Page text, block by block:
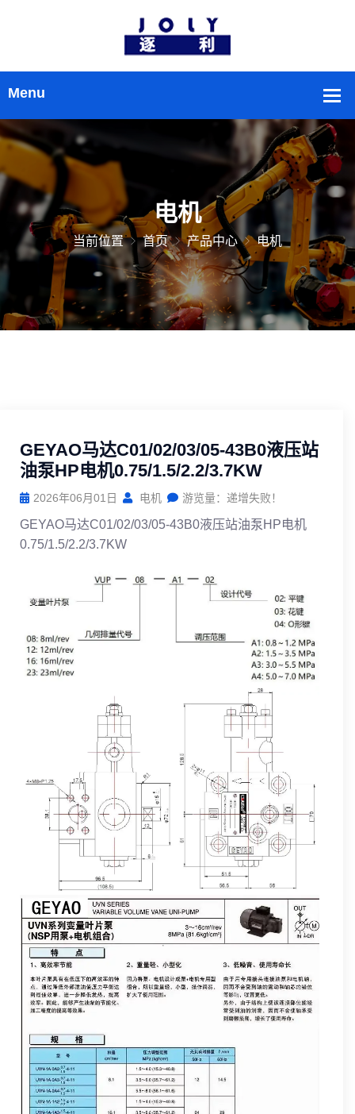
电机
当前位置 首页 产品中心 电机
GEYAO马达C01/02/03/05-43B0液压站
油泵HP电机0.75/1.5/2.2/3.7KW
2026年06月01日 电机 游览量：递增失败！
GEYAO马达C01/02/03/05-43B0液压站油泵HP电机
0.75/1.5/2.2/3.7KW